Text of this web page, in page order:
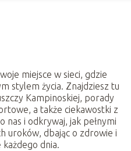
miejsce w sieci, gdzie
stylem życia. Znajdziesz tu
Kampinoskiej, porady
a także ciekawostki z
nas i odkrywaj, jak pełnymi
uroków, dbając o zdrowie i
dnia.